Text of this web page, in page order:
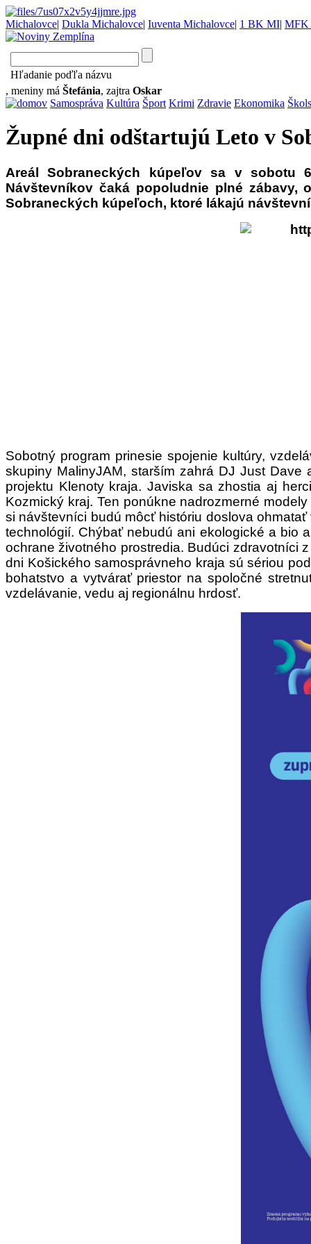
Michalovce| Dukla Michalovce| Iuventa Michalovce| 1 BK MI| MFK
Hľadanie poďľa názvu
, meniny má Štefánia, zajtra Oskar
Samospráva Kultúra Šport Krimi Zdravie Ekonomika
Župné dni odštartujú Leto v
Areál Sobraneckých kúpeľov sa v sobotu
Návštevníkov čaká popoludnie plné
Sobraneckých kúpeľoch, ktoré lákajú
Sobotný program prinesie spojenie kultúry,
skupiny MalinyJAM, starším zahrá DJ Just
projektu Klenoty kraja. Javiska sa zhostia aj
Kozmický kraj. Ten ponúkne nadrozmerné
si návštevníci budú môcť históriu doslova
technológií. Chýbať nebudú ani ekologické a bio
ochrane životného prostredia. Budúci zdravotníci
dni Košického samosprávneho kraja sú sériou
bohatstvo a vytvárať priestor na spoločné
vzdelávanie, vedu aj regionálnu hrdosť.